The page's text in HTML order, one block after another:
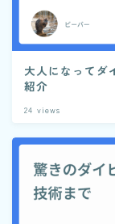
大人になってダ
紹介
24 views